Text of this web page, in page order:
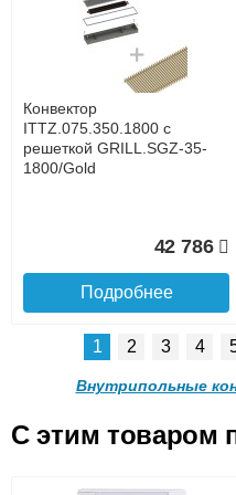
с решеткой GRILL.LGA-20-
1400 natural
28 842
Подробнее
Конвектор ITT.090.200.1100
с решеткой GRILL.LGA-20-
1100 natural
Конвектор
ITTZ.075.350.1800 с
решеткой GRILL.SGZ-35-
1800/Gold
42 786
Подробнее
1 2 3 4
Внутрипольные
C этим товаром